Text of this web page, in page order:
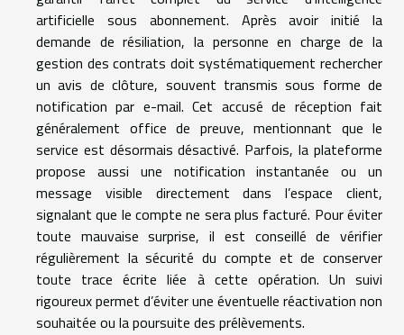
artificielle sous abonnement. Après avoir initié la
demande de résiliation, la personne en charge de la
gestion des contrats doit systématiquement rechercher
un avis de clôture, souvent transmis sous forme de
notification par e-mail. Cet accusé de réception fait
généralement office de preuve, mentionnant que le
service est désormais désactivé. Parfois, la plateforme
propose aussi une notification instantanée ou un
message visible directement dans l’espace client,
signalant que le compte ne sera plus facturé. Pour éviter
toute mauvaise surprise, il est conseillé de vérifier
régulièrement la sécurité du compte et de conserver
toute trace écrite liée à cette opération. Un suivi
rigoureux permet d’éviter une éventuelle réactivation non
souhaitée ou la poursuite des prélèvements.